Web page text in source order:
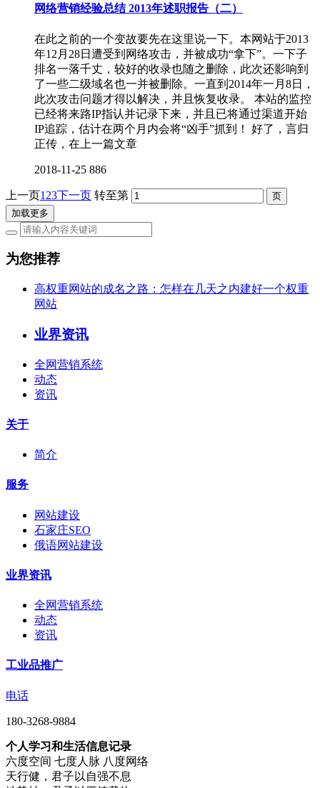
网络营销经验总结 2013年述职报告（二）
在此之前的一个变故要先在这里说一下。本网站于2013
年12月28日遭受到网络攻击，并被成功“拿下”。一下子
排名一落千丈，较好的收录也随之删除，此次还影响到
了一些二级域名也一并被删除。一直到2014年一月8日，
此次攻击问题才得以解决，并且恢复收录。 本站的监控
已经将来路IP指认并记录下来，并且已将通过渠道开始
IP追踪，估计在两个月内会将“凶手”抓到！ 好了，言归
正传，在上一篇文章
2018-11-25 886
上一页1 23下一页 转至第
加载更多
为您推荐
高权重网站的成名之路：怎样在几天之内建好一个权重
网站
业界资讯
全网营销系统
动态
资讯
关于
简介
服务
网站建设
石家庄SEO
俄语网站建设
业界资讯
全网营销系统
动态
资讯
工业品推广
电话
180-3268-9884
个人学习和生活信息记录
六度空间 七度人脉 八度网络
天行健，君子以自强不息